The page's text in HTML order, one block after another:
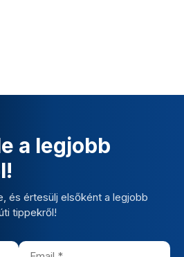
a legjobb
és értesülj elsőként a legjobb
tippekről!